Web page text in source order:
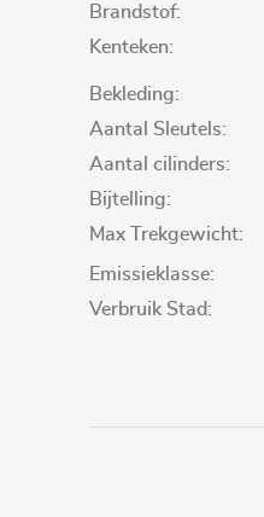
Brandstof:
Kenteken:
Bekleding:
Aantal Sleutels:
Aantal cilinders:
Bijtelling:
Max Trekgewicht:
Emissieklasse:
Verbruik Stad: